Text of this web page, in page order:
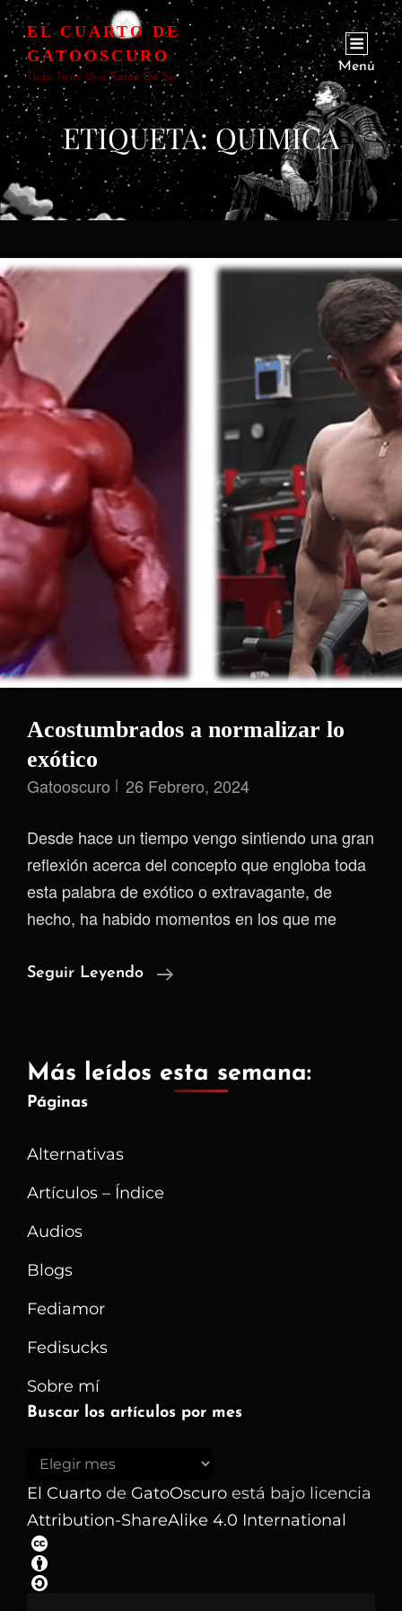
EL CUARTO DE
GATOOSCURO
Todo Tiene Una Razón De Ser
Menú
ETIQUETA: QUIMICA
Acostumbrados a normalizar lo
exótico
Gatooscuro 26 Febrero, 2024
Desde hace un tiempo vengo sintiendo una gran
reflexión acerca del concepto que engloba toda
esta palabra de exótico o extravagante, de
hecho, ha habido momentos en los que me
Seguir Leyendo
Acostumbrados
Exótico
Más leídos esta semana:
Páginas
Alternativas
Artículos – Índice
Audios
Blogs
Fediamor
Fedisucks
Sobre mí
Buscar los artículos por mes
Buscar
los
artículos
por
mes
El Cuarto de GatoOscuro está bajo licencia
Attribution-ShareAlike 4.0 International